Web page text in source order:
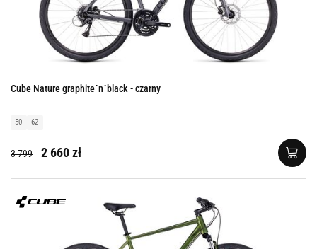
Cube Nature graphite´n´black - czarny
50 62
3 799 2 660 zł